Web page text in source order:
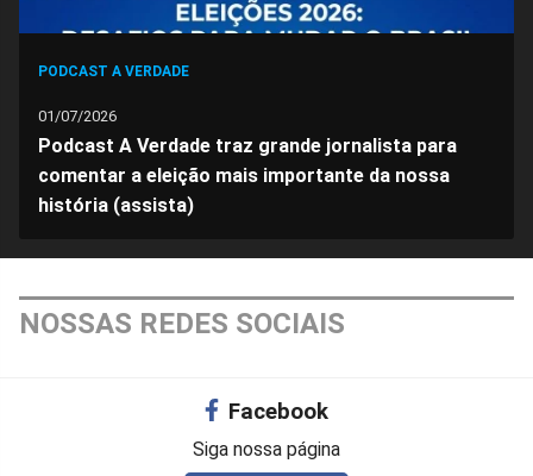
PODCAST A VERDADE
01/07/2026
Podcast A Verdade traz grande jornalista para
comentar a eleição mais importante da nossa
história (assista)
NOSSAS REDES SOCIAIS
Facebook
Siga nossa página